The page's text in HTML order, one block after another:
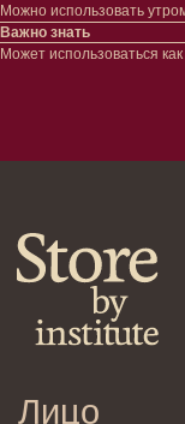
Можно использовать
Важно знать
Может использоваться
Клиентам
Оплата и возврат
Согласие на обработку
персональных данных
конфиденциальности
Договор оферта
E-mail
Кондиционеры/бальзамы
Маски/скрабы
Сыворотки/лосьоны